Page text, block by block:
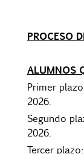
PROCESO
ALUMNOS
Primer
2026.
Segundo
2026.
Tercer